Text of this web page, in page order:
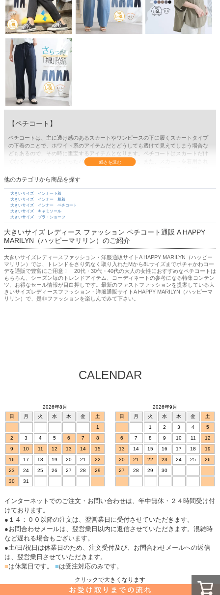
【ペチコート】
ペチコートは、主に透け感のあるスカートやワンピースの下に履くスカートタイプ
の下着のことで、ホワイト系のアイテムだとどうしても透けて見えてしまう場合な
どもあるので、その時に重宝するアイテムとなります。ペチコートはスカートだけ
でなく、ペチパンツといったパンツタイプもあります。また、スカートを着用され
おすすめなので、機能性としてもかなり優秀なアイテムです。ペチコートにも様々
があり、スカートのレイヤースタイルにもなるのでオシャレ度もグッと上がりま
す。マリリンでは機能性を考えた、夏は涼しく、さらっとドライタッチで接触冷感
を取り入れたペチパンツや、冬は暖かく裏起毛で冷え防止対策にもおすすめなタイ
プまでたくさんご用意しております。かなりお得にゲットできる価格帯になってい
るのも嬉しいポイントだと思うので、1枚は必ず持っておいて欲しいアイテムの一つ
です。
他のカテゴリから商品を探す
大きいサイズ インナー下着
大きいサイズ インナー 肌着
大きいサイズ インナー ペチコート
大きいサイズ キャミソール
大きいサイズ ブラ・ショーツ
大きいサイズ レディース ファッション ペチコート通販 A HAPPY
MARILYN（ハッピーマリリン）のご紹介
大きいサイズレディースファッション・洋服通販サイトA HAPPY MARILYN（ハッピー
マリリン）では、トレンドをさり気なく取り入れたMから8Lサイズまでポチャかわコー
デを通販で豊富にご用意！ 20代・30代・40代の大人の女性におすすめなペチコートは
もちろん、シーズン毎のトレンドアイテム、コーディネートの参考になる特集コンテン
ツ、お得なセール情報が目白押しです。最新のファストファッションを提案している大
きいサイズレディースファッション・洋服通販サイトA HAPPY MARILYN（ハッピーマ
リリン）で、是非ファッションを楽しんでみて下さい。
CALENDAR
2026年8月
日
月 火 水 木 金
土
1
2
3 4 5 6 7
8
9
10 11 12 13 14
15
16
17 18 19 20 21
22
23
24 25 26 27 28
29
30
31
2026年9月
日
月 火 水 木 金
土
1
2 3 4
5
6
7 8 9 10 11
12
13
14 15 16 17 18
19
20
21 22 23 24 25
26
27
28 29 30
インターネットでのご注文・お問い合わせは、年中無休・２４時間受け付
けております。
●１４：００以降の注文は、翌営業日に受付させていただきます。
●お問合わせメールは、翌営業日以内に返信させていただきます。混雑時
など遅れる場合もございます。
●土/日/祝日は休業日のため、注文受付及び、お問合わせメールへの返信
は、翌営業日させていただきます。
■は休業日です。 ■は受注対応のみです。
クリックで大きくなります